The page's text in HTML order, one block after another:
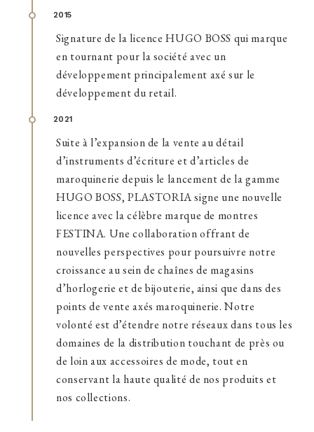
2015
Signature de la licence HUGO BOSS qui marque
en tournant pour la société avec un
développement principalement axé sur le
développement du retail.
2021
Suite à l’expansion de la vente au détail
d’instruments d’écriture et d’articles de
maroquinerie depuis le lancement de la gamme
HUGO BOSS, PLASTORIA signe une nouvelle
licence avec la célèbre marque de montres
FESTINA. Une collaboration offrant de
nouvelles perspectives pour poursuivre notre
croissance au sein de chaînes de magasins
d’horlogerie et de bijouterie, ainsi que dans des
points de vente axés maroquinerie. Notre
volonté est d’étendre notre réseaux dans tous les
domaines de la distribution touchant de près ou
de loin aux accessoires de mode, tout en
conservant la haute qualité de nos produits et
nos collections.